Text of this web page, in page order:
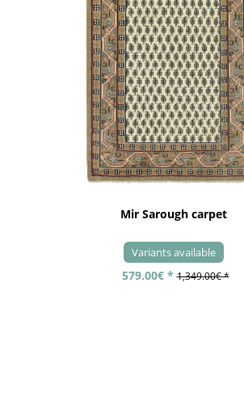
Mir Sarough carpet
Variants available
579.00€ * 1,349.00€ *